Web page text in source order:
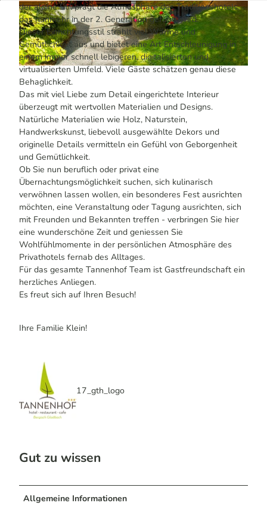
© Klaus Stange
© Klaus Stange © Klaus Stange
der alpine Stil prägt die Atmosphäre des Traditionshotels,
das nunmehr in der 2. Generation geführt wird.
Dieser Einrichtungsstil strahlt viel Wärme und
Gemütlichkeit aus und bietet eine Art Entschleunigung in
einem immer schnell lebigeren, digitalisierten und
virtualisierten Umfeld. Viele Gäste schätzen genau diese
Behaglichkeit.
Das mit viel Liebe zum Detail eingerichtete Interieur
überzeugt mit wertvollen Materialien und Designs.
Natürliche Materialien wie Holz, Naturstein,
Handwerkskunst, liebevoll ausgewählte Dekors und
originelle Details vermitteln ein Gefühl von Geborgenheit
und Gemütlichkeit.
Ob Sie nun beruflich oder privat eine
Übernachtungsmöglichkeit suchen, sich kulinarisch
verwöhnen lassen wollen, ein besonderes Fest ausrichten
möchten, eine Veranstaltung oder Tagung ausrichten, sich
mit Freunden und Bekannten treffen - verbringen Sie hier
eine wunderschöne Zeit und geniessen Sie
Wohlfühlmomente in der persönlichen Atmosphäre des
Privathotels fernab des Alltages.
Für das gesamte Tannenhof Team ist Gastfreundschaft ein
herzliches Anliegen.
Es freut sich auf Ihren Besuch!
Ihre Familie Klein!
17_gth_logo
Gut zu wissen
Allgemeine Informationen